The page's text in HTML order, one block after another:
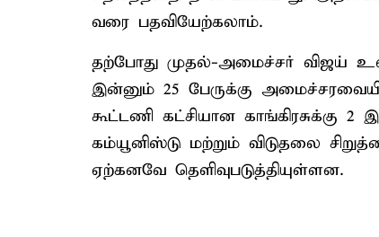
வரை பதவியேற்கலாம்.
தற்போது முதல்-அமைச்சர் விஜய்
இன்னும் 25 பேருக்கு
கூட்டணி கட்சியான காங்கிரசுக்கு
கம்யூனிஸ்டு மற்றும் விடுதலை
ஏற்கனவே தெளிவுபடுத்தியுள்ளன.